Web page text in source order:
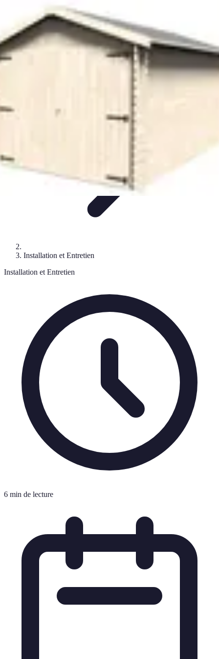
Conseils SécuritéChoix de SerrureTechnologie
serruresChoix de serrures
Serrure et Sécurité
Installation et Entretien
Installation et Entretien
6 min de lecture